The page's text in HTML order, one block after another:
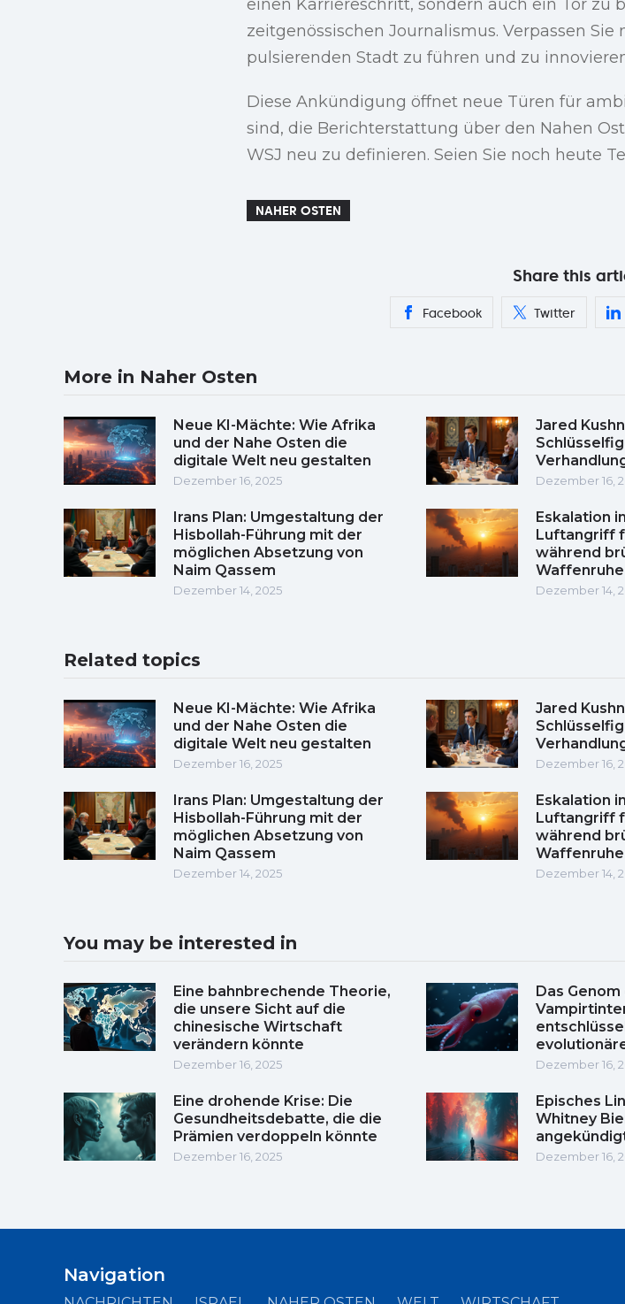
einen Karriereschritt, sondern auch ein Tor zu
zeitgenössischen Journalismus. Verpassen
pulsierenden Stadt zu führen und zu
Diese Ankündigung öffnet neue Türen für
sind, die Berichterstattung über den Nahen
WSJ neu zu definieren. Seien Sie noch heute
NAHER OSTEN
Share this
Facebook Twitter
More in Naher Osten
Neue KI-Mächte: Wie Afrika
und der Nahe Osten die
digitale Welt neu gestalten
Dezember 16, 2025
Jared
Dezember 16,
Irans Plan: Umgestaltung der
Hisbollah-Führung mit der
möglichen Absetzung von
Naim Qassem
Dezember 14, 2025
Eskalation
Luftangriff
während
Waffenruhe
Dezember 14,
Related topics
Neue KI-Mächte: Wie Afrika
und der Nahe Osten die
digitale Welt neu gestalten
Dezember 16, 2025
Jared
Dezember 16,
Irans Plan: Umgestaltung der
Hisbollah-Führung mit der
möglichen Absetzung von
Naim Qassem
Dezember 14, 2025
Eskalation
Luftangriff
während
Waffenruhe
Dezember 14,
You may be interested in
Eine bahnbrechende Theorie,
die unsere Sicht auf die
chinesische Wirtschaft
verändern könnte
Dezember 16, 2025
Das Genom
Dezember 16,
Eine drohende Krise: Die
Gesundheitsdebatte, die die
Prämien verdoppeln könnte
Dezember 16, 2025
Episches
Whitney
Dezember 16,
Navigation